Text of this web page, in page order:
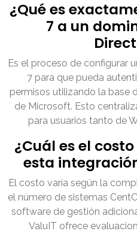
¿Qué es
7 a un
Es el proceso de configurar
7 para que pueda
permisos utilizando la base
de Microsoft. Esto
para usuarios tanto de
¿Cuál es el
esta
El costo varía según la
el número de sistemas
software de gestión
ValuIT ofrece